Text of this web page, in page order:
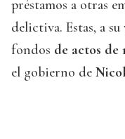
préstamos a otras
delictiva. Estas, a
fondos de actos de
el gobierno de